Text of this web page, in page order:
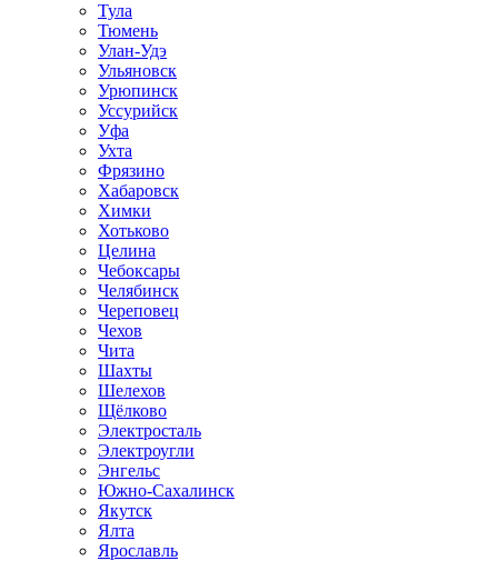
Тула
Тюмень
Улан-Удэ
Ульяновск
Урюпинск
Уссурийск
Уфа
Ухта
Фрязино
Хабаровск
Химки
Хотьково
Целина
Чебоксары
Челябинск
Череповец
Чехов
Чита
Шахты
Шелехов
Щёлково
Электросталь
Электроугли
Энгельс
Южно-Сахалинск
Якутск
Ялта
Ярославль